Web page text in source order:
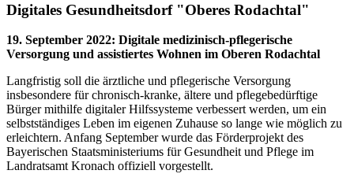
Digitales Gesundheitsdorf "Oberes Rodachtal"
19. September 2022: Digitale medizinisch-pflegerische
Versorgung und assistiertes Wohnen im Oberen Rodachtal
Langfristig soll die ärztliche und pflegerische Versorgung
insbesondere für chronisch-kranke, ältere und pflegebedürftige
Bürger mithilfe digitaler Hilfssysteme verbessert werden, um ein
selbstständiges Leben im eigenen Zuhause so lange wie möglich zu
erleichtern. Anfang September wurde das Förderprojekt des
Bayerischen Staatsministeriums für Gesundheit und Pflege im
Landratsamt Kronach offiziell vorgestellt.